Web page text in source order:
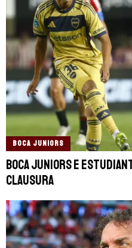
BOCA JUNIORS
Boca Juniors e
Clausura